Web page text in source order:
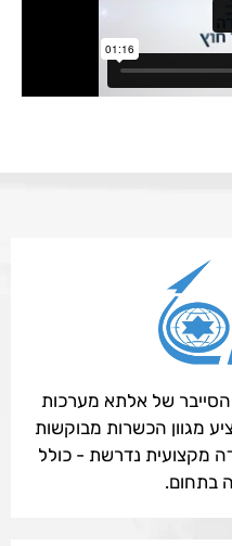
הסייבר של אלתא מערכות
מגוון הכשרות מבוקשות
מקצועית נדרשת - כולל
בתחום.